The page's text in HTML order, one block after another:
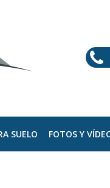
SUELO FOTOS Y